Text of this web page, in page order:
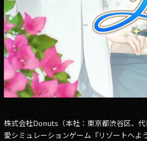
株式会社Donuts（本社：東京都渋谷区、
愛シミュレーションゲーム『リゾートへよ